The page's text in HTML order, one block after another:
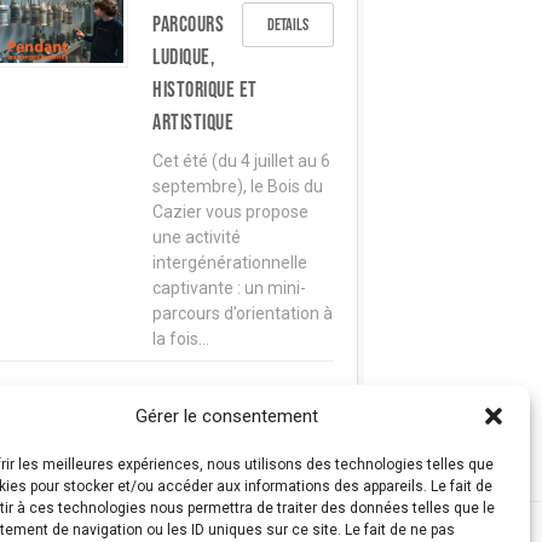
Gérer le consentement
les meilleures expériences, nous utilisons des technologies telles que
pour stocker et/ou accéder aux informations des appareils. Le fait de
à ces technologies nous permettra de traiter des données telles que le
de navigation ou les ID uniques sur ce site. Le fait de ne pas
Details
parcours
ludique,
historique et
artistique
Cet été (du 4 juillet au 6
septembre), le Bois du
Cazier vous propose
une activité
intergénérationnelle
captivante : un mini-
parcours d’orientation à
la fois…